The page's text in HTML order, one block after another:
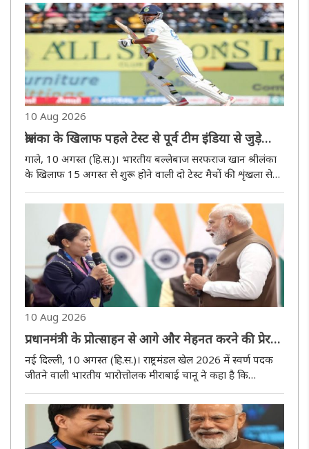
10 Aug 2026
श्रीलंका के खिलाफ पहले टेस्ट से पूर्व टीम इंडिया से जुड़े
सरफराज खान
गाले, 10 अगस्त (हि.स.)। भारतीय बल्लेबाज सरफराज खान श्रीलंका
के खिलाफ 15 अगस्त से शुरू होने वाली दो टेस्ट मैचों की शृंखला से
पहले टीम इंडिया के साथ जुड़ गए हैं। नंबर तीन के बल्लेबाज साई
सुदर्शन के चोट के कारण शृंखला से बाहर होने के बाद सरफराज को ..
10 Aug 2026
प्रधानमंत्री के प्रोत्साहन से आगे और मेहनत करने की प्रेरणा
मिलेगी : मीराबाई चानू
नई दिल्ली, 10 अगस्त (हि.स.)। राष्ट्रमंडल खेल 2026 में स्वर्ण पदक
जीतने वाली भारतीय भारोत्तोलक मीराबाई चानू ने कहा है कि
प्रधानमंत्री नरेंद्र मोदी के प्रोत्साहन और हौसला बढ़ाने वाले शब्द उन्हें
आगामी प्रतियोगिताओं में और बेहतर प्रदर्शन करने के लिए ..